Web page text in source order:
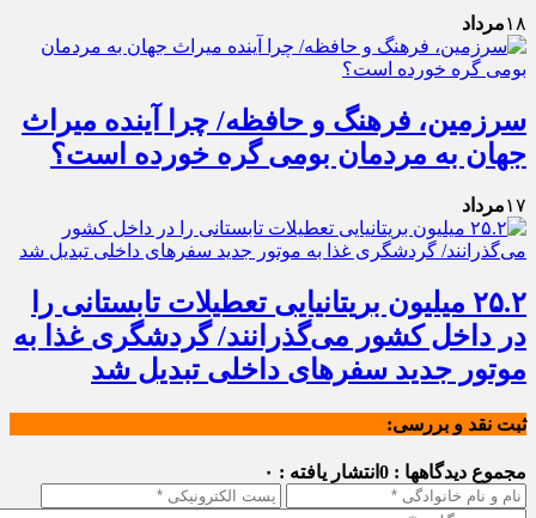
۱۸مرداد
سرزمین، فرهنگ و حافظه/ چرا آینده میراث
جهان به مردمان بومی گره خورده است؟
۱۷مرداد
۲۵.۲ میلیون بریتانیایی تعطیلات تابستانی را
در داخل کشور می‌گذرانند/ گردشگری غذا به
موتور جدید سفرهای داخلی تبدیل شد
ثبت نقد و بررسی:
مجموع دیدگاهها : 0 انتشار یافته : ۰